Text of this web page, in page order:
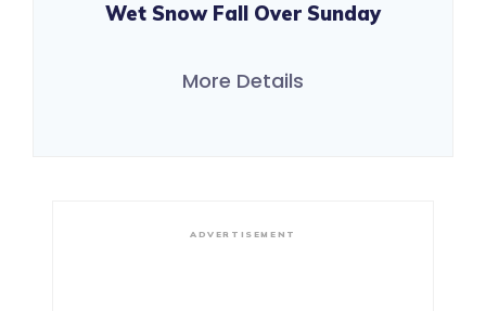
Wet Snow Fall Over Sunday
More Details
ADVERTISEMENT